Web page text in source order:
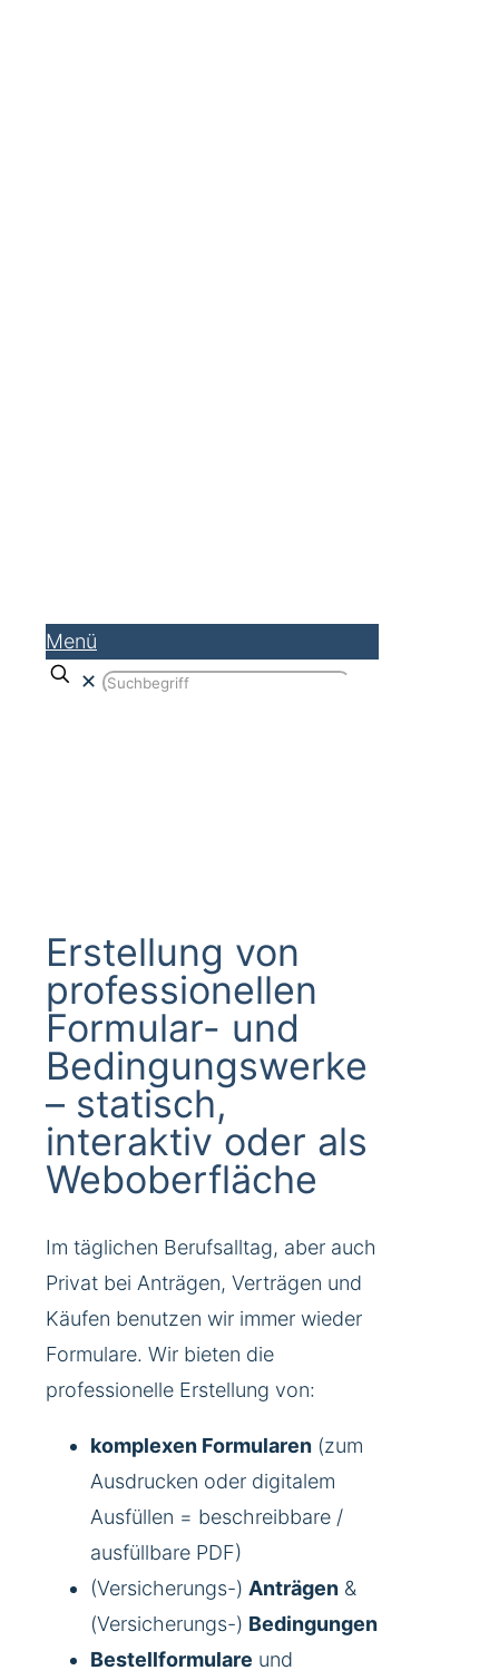
Menü
✕
Erstellung von
professionellen
Formular- und
Bedingungswerke
– statisch,
interaktiv oder als
Weboberfläche
Im täglichen Berufsalltag, aber auch
Privat bei Anträgen, Verträgen und
Käufen benutzen wir immer wieder
Formulare. Wir bieten die
professionelle Erstellung von:
komplexen Formularen (zum
Ausdrucken oder digitalem
Ausfüllen = beschreibbare /
ausfüllbare PDF)
(Versicherungs-) Anträgen &
(Versicherungs-) Bedingungen
Bestellformulare und